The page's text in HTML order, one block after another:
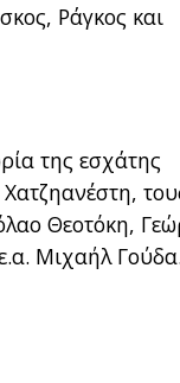
Ράγκος και
της εσχάτης
Θεοτόκη,
Μιχαήλ